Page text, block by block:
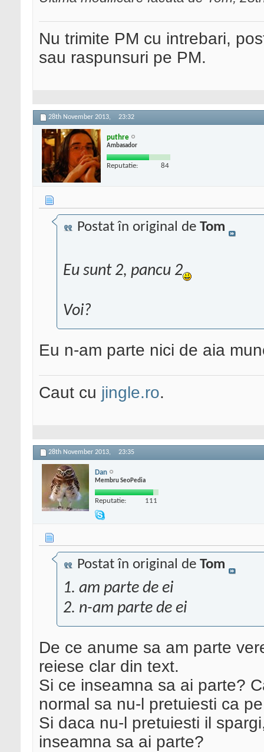
Nu trimite PM cu intrebari,
sau raspunsuri pe PM.
28th November 2013, 23:32
puthre
Ambasador
Reputatie: 84
Postat în original de Tom
Eu sunt 2, pancu 2
Voi?
Eu n-am parte nici de aia
Caut cu jingle.ro.
28th November 2013, 23:35
Dan
Membru SeoPedia
Reputatie: 111
Postat în original de Tom
1. am parte de ei
2. n-am parte de ei
De ce anume sa am parte
reiese clar din text.
Si ce inseamna sa ai parte?
normal sa nu-l pretuiesti ca
Si daca nu-l pretuiesti il
inseamna sa ai parte?